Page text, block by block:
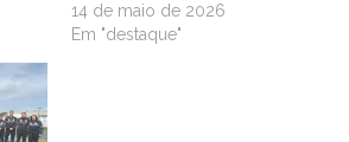
14 de maio de 2026
Em "destaque"